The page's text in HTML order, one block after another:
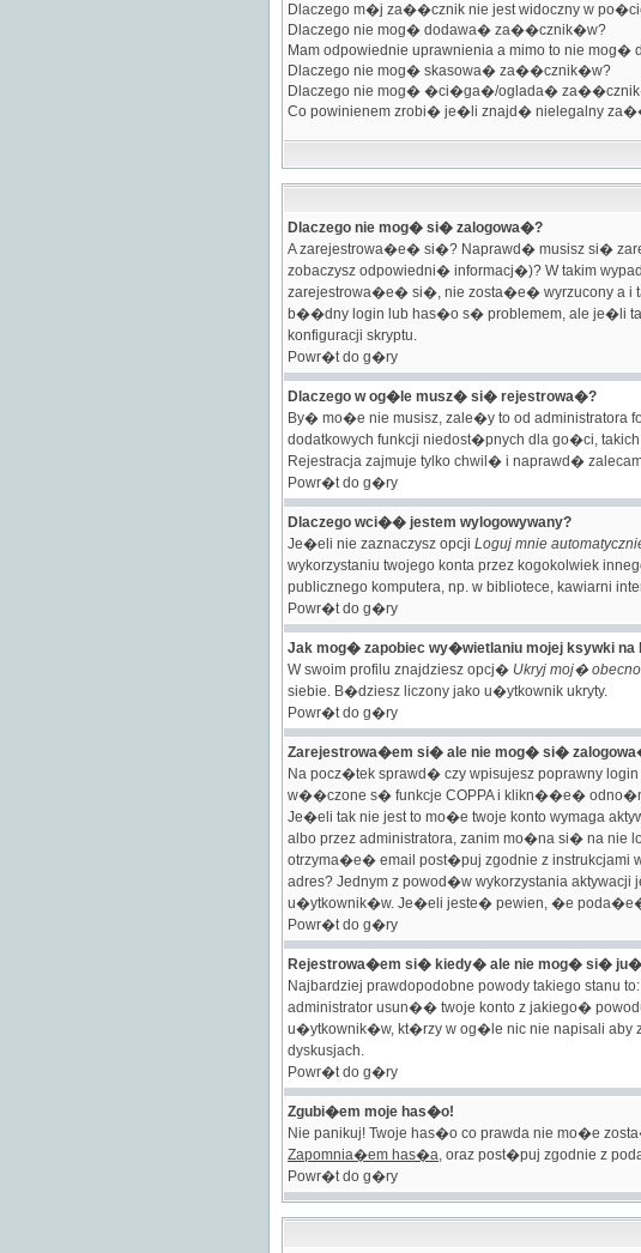
Dlaczego m�j za��cznik nie jest widoczny w
Dlaczego nie mog� dodawa� za��cznik�w?
Mam odpowiednie uprawnienia a mimo to nie
Dlaczego nie mog� skasowa� za��cznik�w?
Dlaczego nie mog� �ci�ga�/oglada�
Co powinienem zrobi� je�li znajd� nielegalny
Dlaczego nie mog� si� zalogowa�?
A zarejestrowa�e� si�? Naprawd� musisz si�
zobaczysz odpowiedni� informacj�)? W takim
zarejestrowa�e� si�, nie zosta�e� wyrzucony a i
b��dny login lub has�o s� problemem, ale je�li
konfiguracji skryptu.
Powr�t do g�ry
Dlaczego w og�le musz� si� rejestrowa�?
By� mo�e nie musisz, zale�y to od
dodatkowych funkcji niedost�pnych dla go�ci,
Rejestracja zajmuje tylko chwil� i naprawd�
Powr�t do g�ry
Dlaczego wci�� jestem wylogowywany?
Je�eli nie zaznaczysz opcji Loguj mnie
wykorzystaniu twojego konta przez kogokolwiek
publicznego komputera, np. w bibliotece, kawiarni
Powr�t do g�ry
Jak mog� zapobiec wy�wietlaniu mojej ksywki
W swoim profilu znajdziesz opcj� Ukryj moj�
siebie. B�dziesz liczony jako u�ytkownik ukryty.
Powr�t do g�ry
Zarejestrowa�em si� ale nie mog� si�
Na pocz�tek sprawd� czy wpisujesz poprawny
w��czone s� funkcje COPPA i klikn��e�
Je�eli tak nie jest to mo�e twoje konto wymaga
albo przez administratora, zanim mo�na si� na
otrzyma�e� email post�puj zgodnie z
adres? Jednym z powod�w wykorzystania
u�ytkownik�w. Je�eli jeste� pewien, �e
Powr�t do g�ry
Rejestrowa�em si� kiedy� ale nie mog� si�
Najbardziej prawdopodobne powody takiego
administrator usun�� twoje konto z jakiego�
u�ytkownik�w, kt�rzy w og�le nic nie napisali
dyskusjach.
Powr�t do g�ry
Zgubi�em moje has�o!
Nie panikuj! Twoje has�o co prawda nie mo�e
Zapomnia�em has�a, oraz post�puj zgodnie z
Powr�t do g�ry